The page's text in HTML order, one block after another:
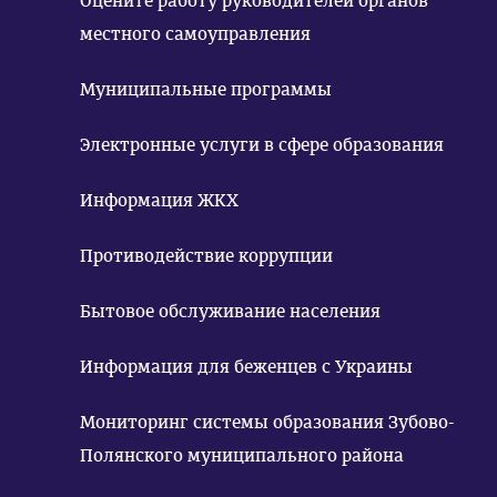
местного самоуправления
Муниципальные программы
Электронные услуги в сфере образования
Информация ЖКХ
Противодействие коррупции
Бытовое обслуживание населения
Информация для беженцев с Украины
Мониторинг системы образования Зубово-
Полянского муниципального района